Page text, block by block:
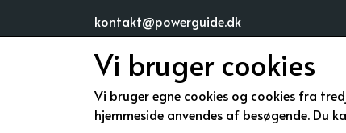
kontakt@powerguide.dk
Se vores kurser over hele landet:Køge
Odense,København, Aarhus
Download vores kursusprogram for 1.
2026:
Vi bruger cookies
Vi bruger egne cookies og cookies fra
hjemmeside anvendes af besøgende. Du